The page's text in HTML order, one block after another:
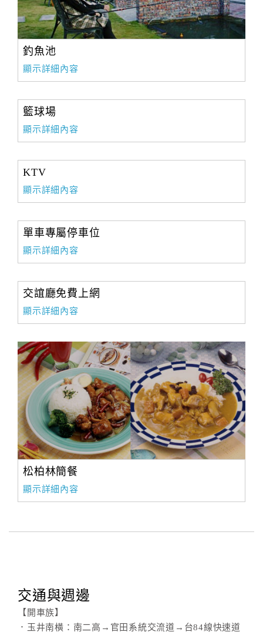
釣魚池
顯示詳細內容
籃球場
顯示詳細內容
KTV
顯示詳細內容
單車專屬停車位
顯示詳細內容
交誼廳免費上網
顯示詳細內容
松柏林簡餐
顯示詳細內容
交通與週邊
【開車族】
．玉井南橫：南二高→官田系統交流道→台84線快速道